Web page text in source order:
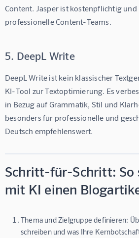
Content. Jasper ist kostenpflichtig
professionelle Content-Teams.
5. DeepL Write
DeepL Write ist kein klassischer
KI-Tool zur Textoptimierung. Es
in Bezug auf Grammatik, Stil und
besonders für professionelle und
Deutsch empfehlenswert.
Schritt-für-Schritt: So
mit KI einen
Thema und Zielgruppe definieren:
schreiben und was Ihre